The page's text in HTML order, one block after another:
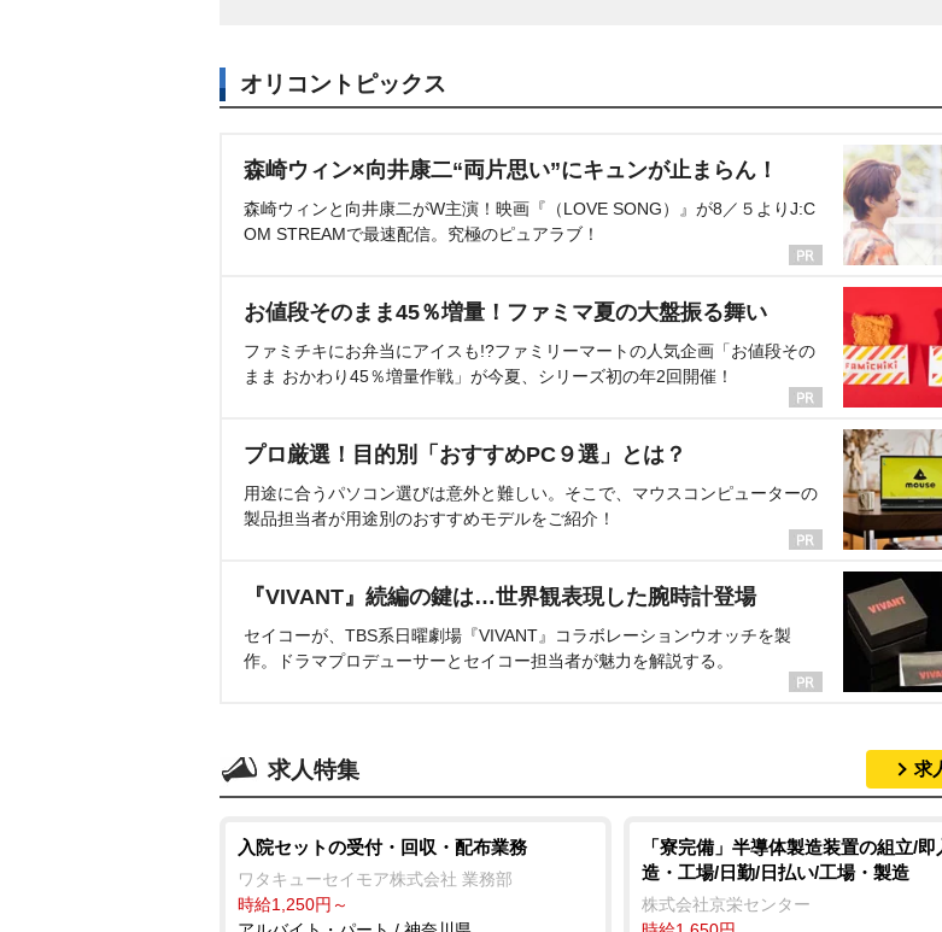
オリコントピックス
森崎ウィン×向井康二“両片思い”にキュンが止まらん！
森崎ウィンと向井康二がW主演！映画『（LOVE SONG）』が8／５よりJ:C
OM STREAMで最速配信。究極のピュアラブ！
お値段そのまま45％増量！ファミマ夏の大盤振る舞い
ファミチキにお弁当にアイスも!?ファミリーマートの人気企画「お値段その
まま おかわり45％増量作戦」が今夏、シリーズ初の年2回開催！
プロ厳選！目的別「おすすめPC９選」とは？
用途に合うパソコン選びは意外と難しい。そこで、マウスコンピューターの
製品担当者が用途別のおすすめモデルをご紹介！
『VIVANT』続編の鍵は…世界観表現した腕時計登場
セイコーが、TBS系日曜劇場『VIVANT』コラボレーションウオッチを製
作。ドラマプロデューサーとセイコー担当者が魅力を解説する。
求人特集 求
入院セットの受付・回収・配布業務
ワタキューセイモア株式会社 業務部
時給1,250円～
「寮完備」半導体製造装置の組立/即
造・工場/日勤/日払い/工場・製造
株式会社京栄センター